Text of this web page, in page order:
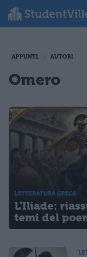
APPUNTI AUTORI
Omero
LETTERATURA GRECA
L'Iliade:
temi del